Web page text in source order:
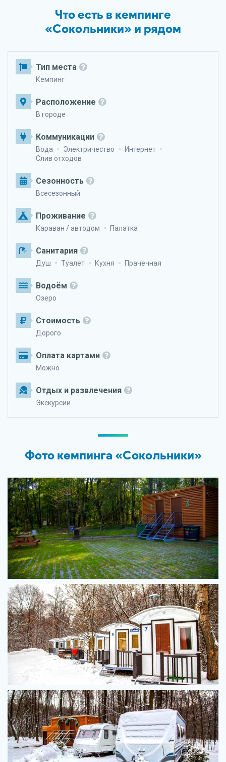
Что есть в кемпинге
«Сокольники» и рядом
Тип места
Кемпинг
Расположение
В городе
Коммуникации
Вода Электричество
Интернет
Слив отходов
Сезонность
Всесезонный
Проживание
Караван / автодом Палатка
Санитария
Душ Туалет Кухня Прачечная
Водоём
Озеро
Стоимость
Дорого
Оплата картами
Можно
Отдых и развлечения
Экскурсии
Фото кемпинга «Сокольники»